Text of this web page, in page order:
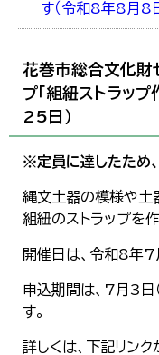
す（令和8年8月8
花巻市総合文化財
プ「組紐ストラッ
25日）
※定員に達したため
縄文土器の模様や土
組紐のストラップを作
開催日は、令和8年7
申込期間は、7月3日
す。
詳しくは、下記リンク